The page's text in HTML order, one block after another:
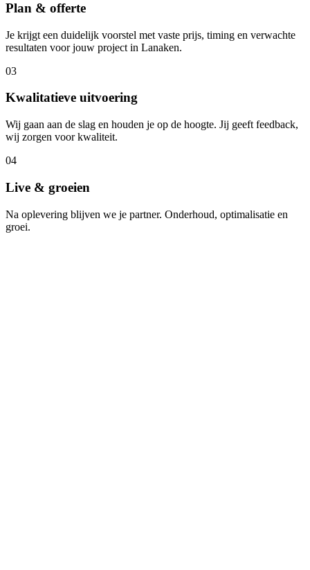
Plan & offerte
Je krijgt een duidelijk voorstel met vaste prijs, timing en verwachte
resultaten voor jouw project in Lanaken.
03
Kwalitatieve uitvoering
Wij gaan aan de slag en houden je op de hoogte. Jij geeft feedback,
wij zorgen voor kwaliteit.
04
Live & groeien
Na oplevering blijven we je partner. Onderhoud, optimalisatie en
groei.